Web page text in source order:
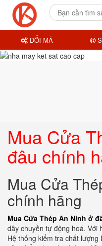
Mua Cửa
đâu chính
Mua Cửa
chính hãng
Mua Cửa Thép An Ninh ở
dây chuyền tự động hoá. Với
Hệ thống kiểm tra chất
ĐỔI MÃ